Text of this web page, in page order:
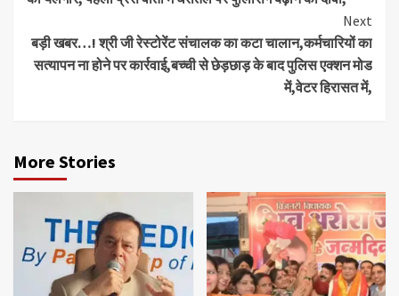
Next
बड़ी खबर…! श्री जी रेस्टोरेंट संचालक का कटा चालान,कर्मचारियों का
सत्यापन ना होने पर कार्रवाई,बच्ची से छेड़छाड़ के बाद पुलिस एक्शन मोड
में,वेटर हिरासत में,
More Stories